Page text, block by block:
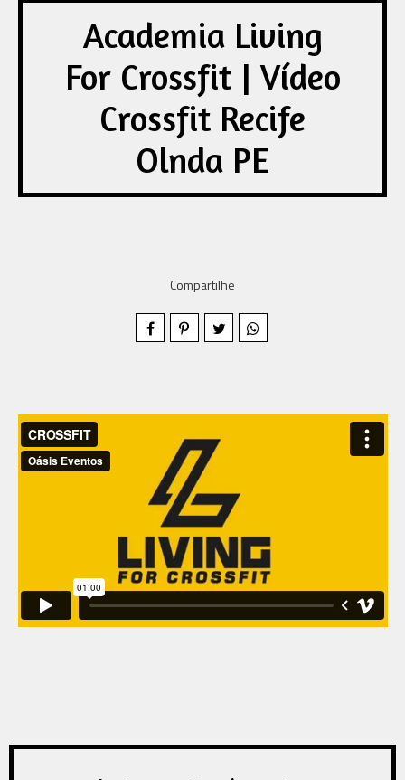
Academia Living
For Crossfit | Vídeo
Crossfit Recife
Olnda PE
Compartilhe